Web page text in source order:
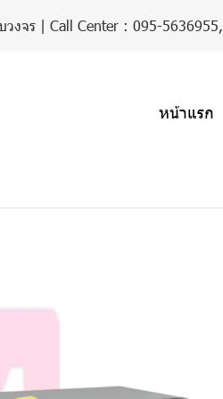
งจร | Call Center : 095-5636955,
หน้าแรก